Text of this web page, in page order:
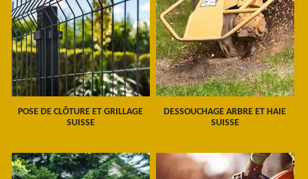
POSE DE CLÔTURE ET GRILLAGE
SUISSE
DESSOUCHAGE ARBRE ET HAIE
SUISSE